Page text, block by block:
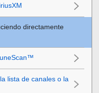
directamente
lista de canales o la